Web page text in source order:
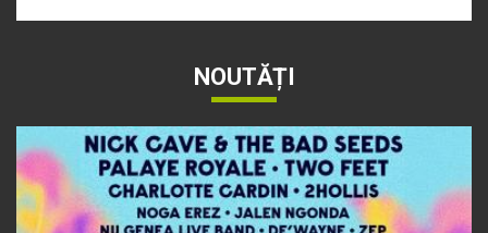
NOUTĂȚI